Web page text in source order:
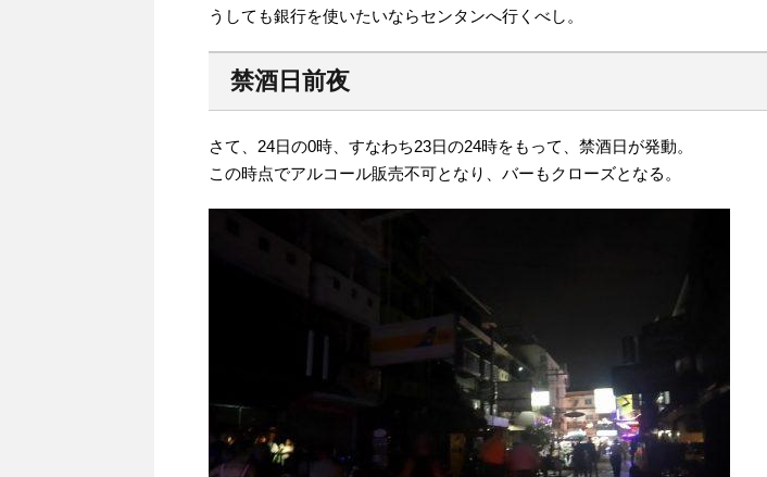
うしても銀行を使いたいならセンタンへ行くべし。
禁酒日前夜
さて、24日の0時、すなわち23日の24時をもって、禁酒日が発動。
この時点でアルコール販売不可となり、バーもクローズとなる。